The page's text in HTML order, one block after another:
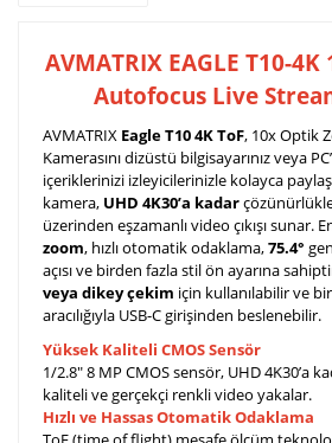
AVMATRIX EAGLE T10-4K
Autofocus Live
AVMATRIX Eagle T10 4K ToF, 10x Optik
Kamerasını dizüstü bilgisayarınız veya
içeriklerinizi izleyicilerinizle kolayca
kamera, UHD 4K30’a kadar
üzerinden eşzamanlı video çıkışı sunar.
zoom, hızlı otomatik odaklama,75.4°
açısı ve birden fazla stil ön ayarına
veya dikey çekim için kullanılabilir ve
aracılığıyla USB-C girişinden beslenebilir.
Yüksek Kaliteli CMOS Sensör
1/2.8" 8 MP CMOS sensör, UHD 4K30’a
kaliteli ve gerçekçi renkli video yakalar.
Hızlı ve Hassas Otomatik Odaklama